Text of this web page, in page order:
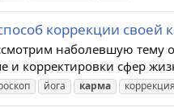
коррекции своей
наболевшую
и корректировки сфер
йога карма